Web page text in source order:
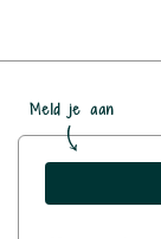
Meld je aan